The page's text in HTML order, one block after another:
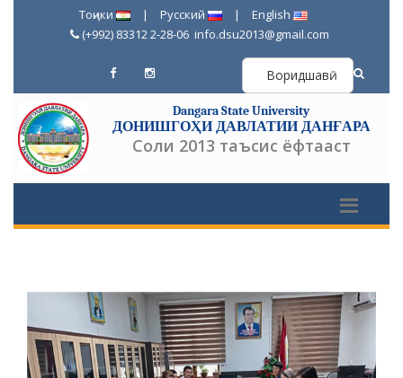
Тоҷики | Русский |
English
(+992) 83312 2-28-06 info.dsu2013@gmail.com
Воридшавӣ
Dangara State University
ДОНИШГОҲИ ДАВЛАТИИ ДАНҒАРА
Соли 2013 таъсис ёфтааст